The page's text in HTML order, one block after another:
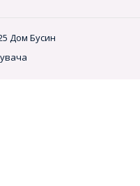
Дом Бусин